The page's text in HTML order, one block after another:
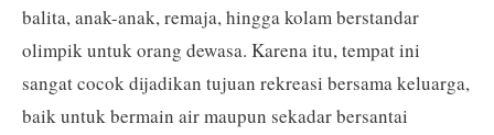
balita, anak-anak, remaja, hingga kolam berstandar
olimpik untuk orang dewasa. Karena itu, tempat ini
sangat cocok dijadikan tujuan rekreasi bersama keluarga,
baik untuk bermain air maupun sekadar bersantai